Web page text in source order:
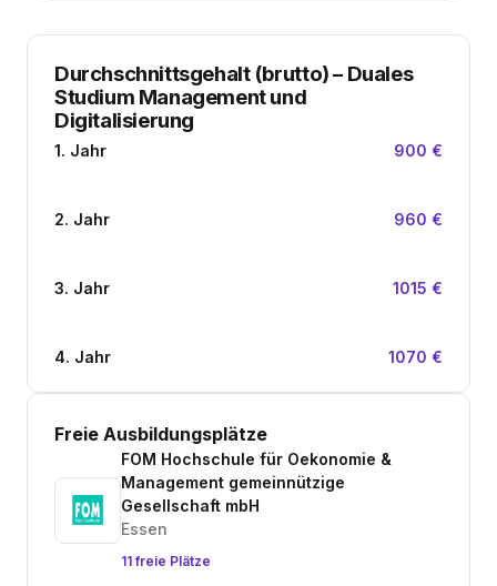
Durchschnittsgehalt (brutto)– Duales
Studium Management und
Digitalisierung
1. Jahr 900 €
2. Jahr 960 €
3. Jahr 1015 €
4. Jahr 1070 €
Freie Ausbildungsplätze
FOM Hochschule für Oekonomie &
Management gemeinnützige
Gesellschaft mbH
Essen
11 freie Plätze